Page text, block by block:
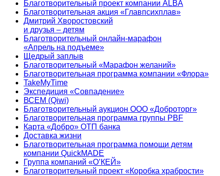
Благотворительный проект компании ALBA
Благотворительная акция «Главпсихплав»
Дмитрий Хворостовский
и друзья – детям
Благотворительный онлайн‑марафон
«Апрель на подъеме»
Щедрый заплыв
Благотворительный «Марафон желаний»
Благотворительная программа компании «Флора»
TakeMyTime
Экспедиция «Совпадение»
ВСЕМ (Qiwi)
Благотворительный аукцион ООО «Доброторг»
Благотворительная программа группы PBF
Карта «Добро» ОТП банка
Доставка жизни
Благотворительная программа помощи детям
компании QuickMADE
Группа компаний «О’КЕЙ»
Благотворительный проект «Коробка храбрости»